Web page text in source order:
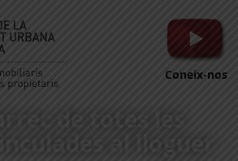
Coneix-nos
de totes les
al lloguer